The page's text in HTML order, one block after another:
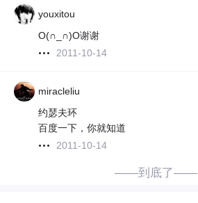
youxitou
O(∩_∩)O谢谢
2011-10-14
miracleliu
约瑟夫环
百度一下，你就知道
2011-10-14
——到底了——